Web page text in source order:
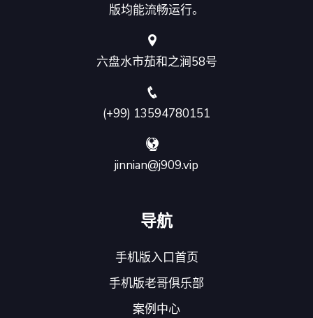
版均能流畅运行。
六盘水市茄和之涧58号
(+99) 13594780151
jinnian@j909.vip
导航
手机版入口首页
手机版老哥俱乐部
案例中心